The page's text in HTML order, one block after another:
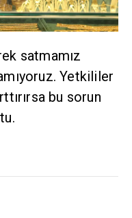
satmamız
Yetkililer
bu sorun